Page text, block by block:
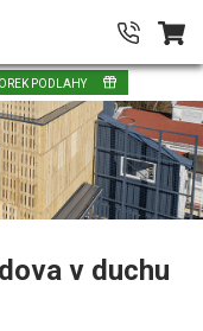
PODLAHY
v duchu